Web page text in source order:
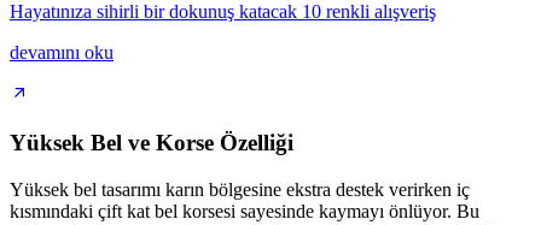
Hayatınıza sihirli bir dokunuş katacak 10 renkli alışveriş
devamını oku
Yüksek Bel ve Korse Özelliği
Yüksek bel tasarımı karın bölgesine ekstra destek verirken iç
kısmındaki çift kat bel korsesi sayesinde kaymayı önlüyor. Bu